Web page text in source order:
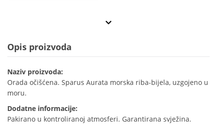
Opis proizvoda
Naziv proizvoda:
Orada očišćena. Sparus Aurata morska riba-bijela, uzgojeno u
moru.
Dodatne informacije:
Pakirano u kontroliranoj atmosferi. Garantirana svježina.